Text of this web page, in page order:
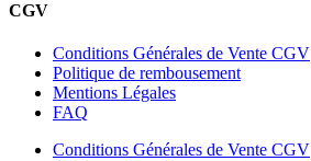
CGV
Conditions Générales de Vente CGV
Politique de rembousement
Mentions Légales
FAQ
Conditions Générales de Vente CGV